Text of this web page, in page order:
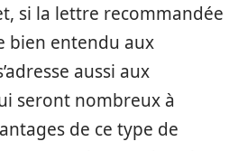
si la lettre recommandée
bien entendu aux
aussi aux
seront nombreux à
de ce type de